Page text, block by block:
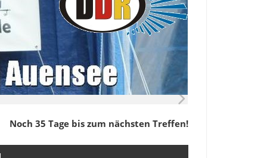
Noch 35 Tage bis zum nächsten Treffen!